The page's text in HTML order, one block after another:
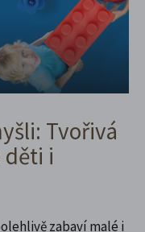
Tvořivá
děti i
zabaví malé i